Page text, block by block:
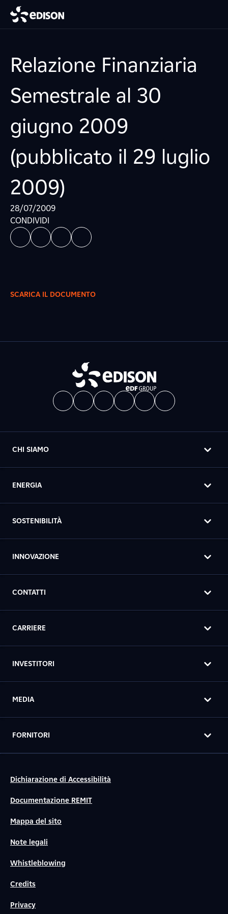
Relazione Finanziaria
Semestrale al 30
giugno 2009
(pubblicato il 29 luglio
2009)
28/07/2009
CONDIVIDI
SCARICA IL DOCUMENTO
CHI SIAMO
ENERGIA
SOSTENIBILITÀ
INNOVAZIONE
CONTATTI
CARRIERE
INVESTITORI
MEDIA
FORNITORI
Dichiarazione di Accessibilità
Documentazione REMIT
Mappa del sito
Note legali
Whistleblowing
Credits
Privacy